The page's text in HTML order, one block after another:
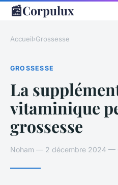
📰Corpulux
Accueil›Grossesse
GROSSESSE
La
vitaminique
grossesse
Noham — 2 décembre 2024 —